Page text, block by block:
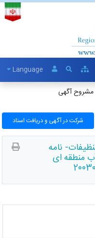
Language
آگهی
شرکت در آگهی و دریافت اسناد
نامه
منطقه ای